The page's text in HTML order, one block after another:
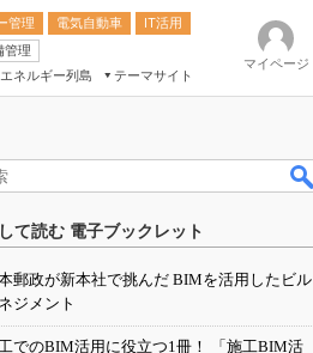
管理 電気自動車
IT活用
管理
エネルギー列島
テーマサイト
マイページ
て読む 電子ブックレット
郵政が新本社で挑んだ BIMを活用したビル
ジメント
でのBIM活用に役立つ1冊！ 「施工BIM活